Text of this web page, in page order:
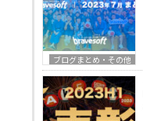
ブログまとめ・その他